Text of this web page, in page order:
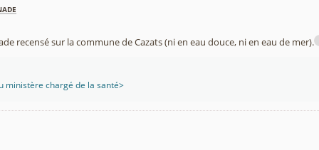
recensé sur la commune de Cazats (ni en eau douce, ni en eau de mer).
ministère chargé de la santé>